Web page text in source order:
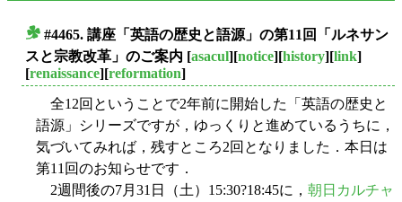
#4465. 講座「英語の歴史と語源」の第11回「ルネサン
スと宗教改革」のご案内 [asacul][notice][history][link]
[renaissance][reformation]
全12回ということで2年前に開始した「英語の歴史と
語源」シリーズですが，ゆっくりと進めているうちに，
気づいてみれば，残すところ2回となりました．本日は
第11回のお知らせです．
2週間後の7月31日（土）15:30?18:45に， 朝日カルチャ